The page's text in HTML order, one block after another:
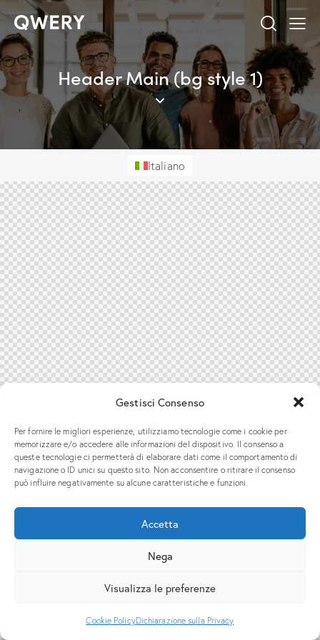
Gestisci Consenso
Per fornire le migliori esperienze, utilizziamo tecnologie come i cookie per
memorizzare e/o accedere alle informazioni del dispositivo. Il consenso a
queste tecnologie ci permetterà di elaborare dati come il comportamento di
navigazione o ID unici su questo sito. Non acconsentire o ritirare il consenso
può influire negativamente su alcune caratteristiche e funzioni.
Accetta
Nega
Visualizza le preferenze
Cookie PolicyDichiarazione sulla Privacy
Header Main (bg style 1)
Italiano